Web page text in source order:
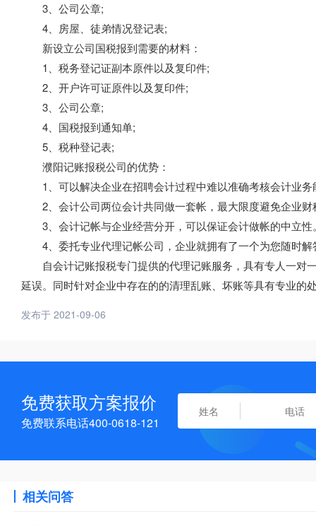
3、公司公章;
4、房屋、徒弟情况登记表;
新设立公司国税报到需要的材料：
1、税务登记证副本原件以及复印件;
2、开户许可证原件以及复印件;
3、公司公章;
4、国税报到通知单;
5、税种登记表;
濮阳记账报税公司的优势：
1、可以解决企业在招聘会计过程中难以准确考核会计业务
2、会计公司两位会计共同做一套帐，最大限度避免企业财
3、会计记帐与企业经营分开，可以保证会计做帐的中立性
4、委托专业代理记帐公司，企业就拥有了一个为您随时解
自会计记账报税专门提供的代理记账服务，具有专人一对
延误。同时针对企业中存在的的清理乱账、坏账等具有专业的
发布于 2021-09-06
免费获取方案报价
免费联系电话400-0618-121
相关问答